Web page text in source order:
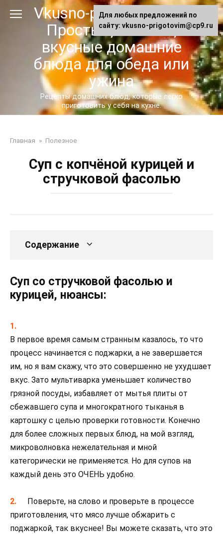
Vkusno-prigotovim.ru -
Простые, сытные,
вкусные домашние
блюда для обеда или
ужина
Рецепты домашних блюд, которые легко
приготовить у себя на кухне.
Главная » Полезное
Суп с копчёной курицей и
стручковой фасолью
Содержание
Суп со стручковой фасолью и
курицей, нюансы:
В первое время самым странным казалось, то что
процесс начинается с поджарки, а не завершается
им, но я вам скажу, что это совершенно не ухудшает
вкус. Зато мультиварка уменьшает количество
грязной посуды, избавляет от мытья плиты от
сбежавшего супа и многократного тыканья в
картошку с целью проверки готовности. Конечно
для более сложных первых блюд, на мой взгляд,
микроволновка нежелательная и мной
категорически не применяется. Но для супов на
каждый день это ОЧЕНЬ удобно.
Поверьте, на слово и проверьте в процессе
приготовления, что мясо лучше обжарить с
поджаркой, так вкуснее! Вы можете сказать, что это
Для любых предложений по
сайту: vkusno-prigotovim@cp9.ru